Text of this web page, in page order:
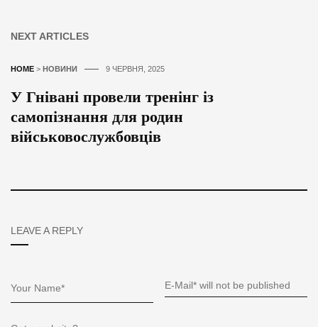
NEXT ARTICLES
HOME > НОВИНИ 9 ЧЕРВНЯ, 2025
У Гнівані провели тренінг із
самопізнання для родин
військовослужбовців
LEAVE A REPLY